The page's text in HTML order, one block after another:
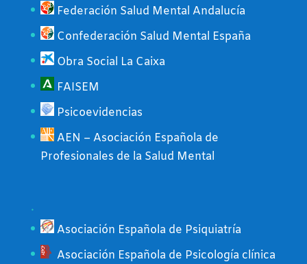
Federación Salud Mental Andalucía
Confederación Salud Mental España
Obra Social La Caixa
FAISEM
Psicoevidencias
AEN – Asociación Española de
Profesionales de la Salud Mental
.
Asociación Española de Psiquiatría
Asociación Española de Psicología clínica